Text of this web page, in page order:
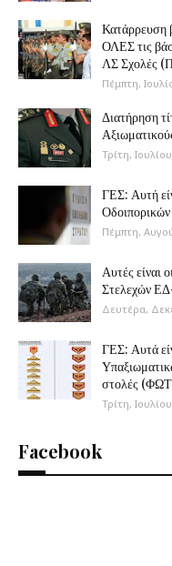
ΟΛΕΣ τις
ΛΣ Σχολές
Πέμπτη,
Διατήρηση
Τρίτη,
ΓΕΣ: Αυτή
Πέμπτη,
Αυτές είναι
Στελεχών
Δευτέρα,
ΓΕΣ: Αυτά
στολές
Τρίτη,
Facebook